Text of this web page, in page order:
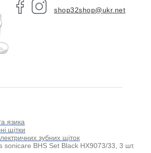
shop32shop@ukr.net
язика
щітки
зубних щіток
sonicare BHS Set Black HX9073/33, 3 шт.